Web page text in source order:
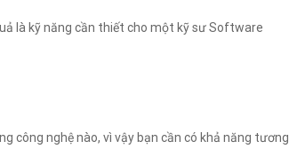
là kỹ năng cần thiết cho một kỹ sư Software
công nghệ nào, vì vậy bạn cần có khả năng tương